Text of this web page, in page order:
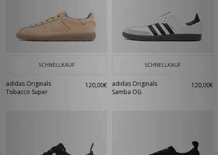
SCHNELLKAUF
adidas Originals
Tobacco Super
120,00€
SCHNELLKAUF
adidas Originals
Samba OG
120,00€